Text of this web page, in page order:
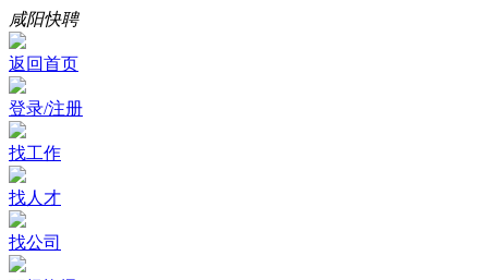
咸阳快聘
返回首页
登录/注册
找工作
找人才
找公司